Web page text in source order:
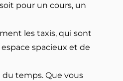
pour un cours, un
les taxis, qui sont
spacieux et de
temps. Que vous